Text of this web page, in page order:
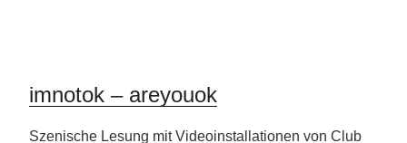
imnotok – areyouok
Szenische Lesung mit Videoinstallationen von Club